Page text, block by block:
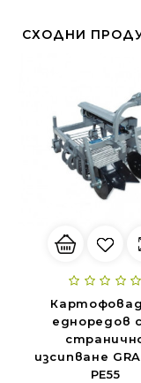
СХОДНИ
едноредов
изсипване
PE55